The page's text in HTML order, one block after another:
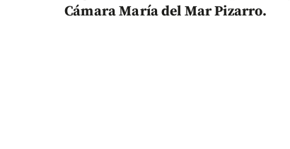
Cámara María del Mar Pizarro.